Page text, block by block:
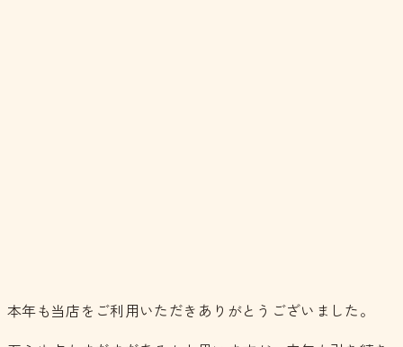
本年も当店をご利用いただきありがとうございました。